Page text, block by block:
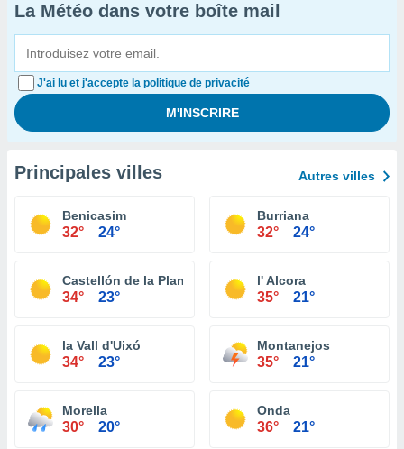
La Météo dans votre boîte mail
J'ai lu et j'accepte la politique de privacité
Principales villes Autres villes
Benicasim
32° 24°
Burriana
32° 24°
Castellón de la Plana
34° 23°
l' Alcora
35° 21°
la Vall d'Uixó
34° 23°
Montanejos
35° 21°
Morella
30° 20°
Onda
36° 21°